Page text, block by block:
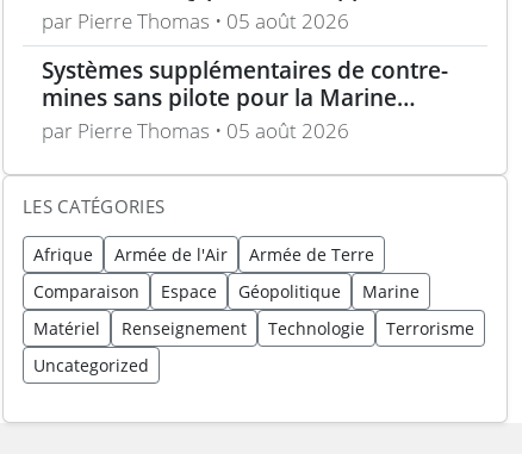
d’artillerie guidée Sceptre
par Pierre Thomas • 05 août 2026
Systèmes supplémentaires de contre-
mines sans pilote pour la Marine
nationale française
par Pierre Thomas • 05 août 2026
LES CATÉGORIES
Afrique Armée de l'Air
Armée de Terre
Comparaison
Espace Géopolitique
Marine
Matériel
Renseignement Technologie
Terrorisme
Uncategorized